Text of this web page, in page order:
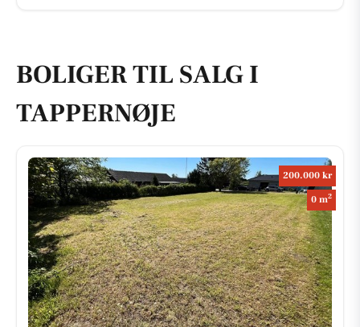
BOLIGER TIL SALG I
TAPPERNØJE
200.000 kr
0 m2